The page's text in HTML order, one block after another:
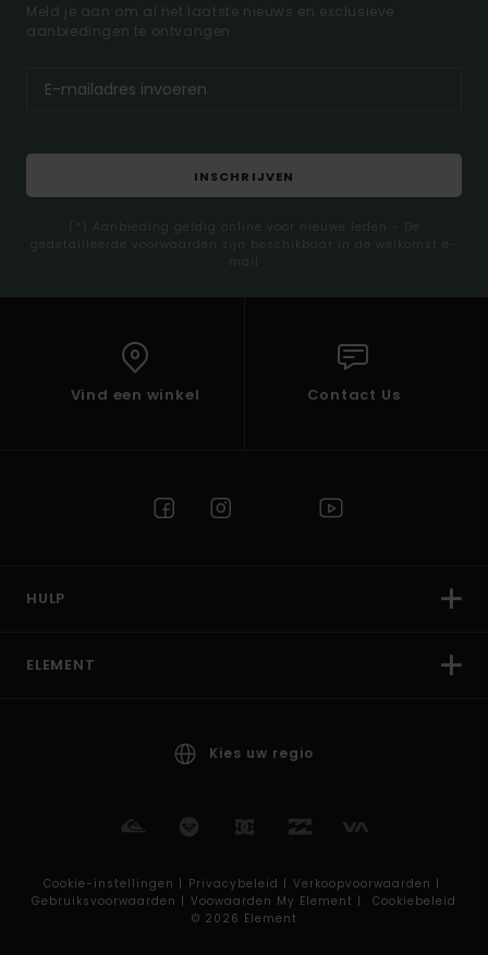
Meld je aan om al het laatste nieuws en exclusieve
aanbiedingen te ontvangen.
INSCHRIJVEN
(*) Aanbieding geldig online voor nieuwe leden - De
gedetailleerde voorwaarden zijn beschikbaar in de welkomst e-
mail
Vind een winkel Contact Us
HULP
ELEMENT
Kies uw regio
Cookie-instellingen | Privacybeleid | Verkoopvoorwaarden |
Gebruiksvoorwaarden | Voowaarden My Element |
Cookiebeleid
© 2026 Element